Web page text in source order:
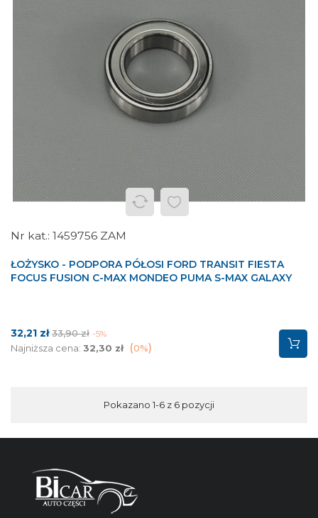
1459756 ZAM
ŁOŻYSKO - PODPORA PÓŁOSI FORD TRANSIT FIESTA
FOCUS FUSION C-MAX MONDEO PUMA S-MAX GALAXY
Cena
32,21 zł Cena
podstawowa
33,90 zł -5%
Najniższa cena: 32,30 zł 0%
Pokazano 1-6 z 6 pozycji